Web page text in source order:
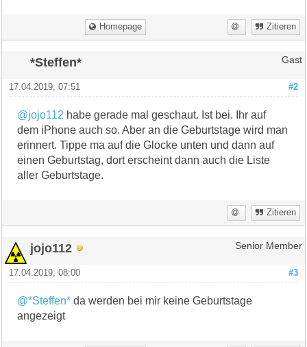
Homepage Zitieren
*Steffen* Gast
#2
17.04.2019, 07:51
@jojo112 habe gerade mal geschaut. Ist bei. Ihr auf
dem iPhone auch so. Aber an die Geburtstage wird man
erinnert. Tippe ma auf die Glocke unten und dann auf
einen Geburtstag, dort erscheint dann auch die Liste
aller Geburtstage.
Zitieren
jojo112 Senior Member
#3
17.04.2019, 08:00
@*Steffen* da werden bei mir keine Geburtstage
angezeigt